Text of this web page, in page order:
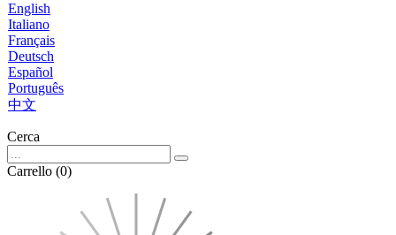
English
Italiano
Français
Deutsch
Español
Português
中文
Cerca
Carrello (0)